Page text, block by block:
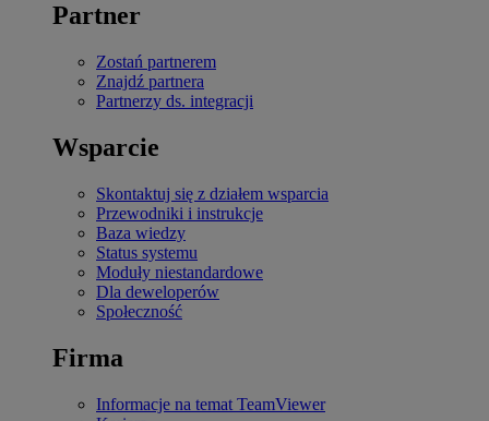
Partner
Zostań partnerem
Znajdź partnera
Partnerzy ds. integracji
Wsparcie
Skontaktuj się z działem wsparcia
Przewodniki i instrukcje
Baza wiedzy
Status systemu
Moduły niestandardowe
Dla deweloperów
Społeczność
Firma
Informacje na temat TeamViewer